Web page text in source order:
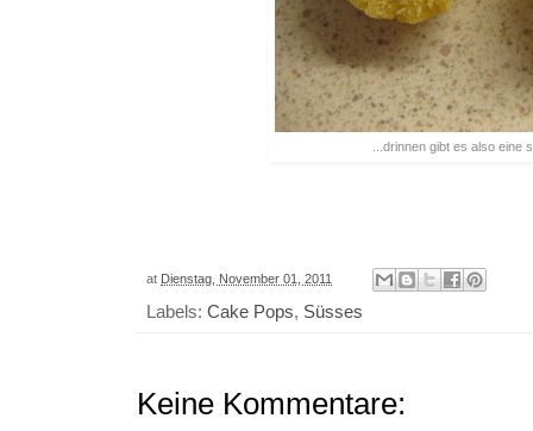
...drinnen gibt es also
at Dienstag, November 01, 2011
Labels: Cake Pops, Süsses
Keine Kommentare: